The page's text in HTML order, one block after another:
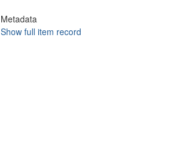
Metadata
Show full item record